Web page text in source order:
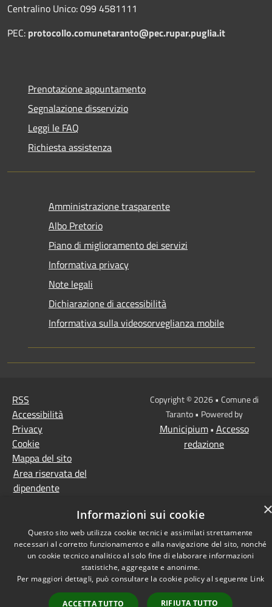
Centralino Unico: 099 4581111
PEC: protocollo.comunetaranto@pec.rupar.puglia.it
Prenotazione appuntamento
Segnalazione disservizio
Leggi le FAQ
Richiesta assistenza
Amministrazione trasparente
Albo Pretorio
Piano di miglioramento dei servizi
Informativa privacy
Note legali
Dichiarazione di accessibilità
Informativa sulla videosorveglianza mobile
RSS
Accessibilità
Privacy
Cookie
Mappa del sito
Area riservata del
dipendente
Copyright © 2026 • Comune di
Taranto • Powered by
Municipium• Accesso
redazione
Informazioni sui cookie
Questo sito web utilizza cookie tecnici e assimilati strettamente
necessari al corretto funzionamento e alla navigazione del sito, nonché
un cookie tecnico analitico al solo fine di elaborare informazioni
statistiche, aggregate e anonime.
Per maggiori dettagli, può consultare la cookie policy al seguente Link
ACCETTA TUTTO RIFIUTA TUTTO